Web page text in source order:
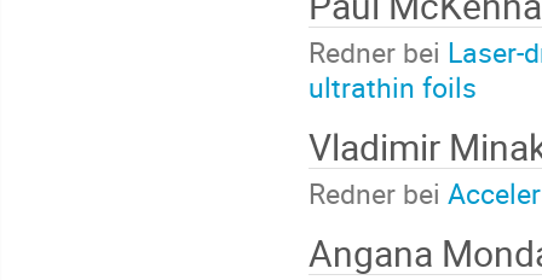
Redner bei Laser-
ultrathin foils
Vladimir
Redner bei
Angana